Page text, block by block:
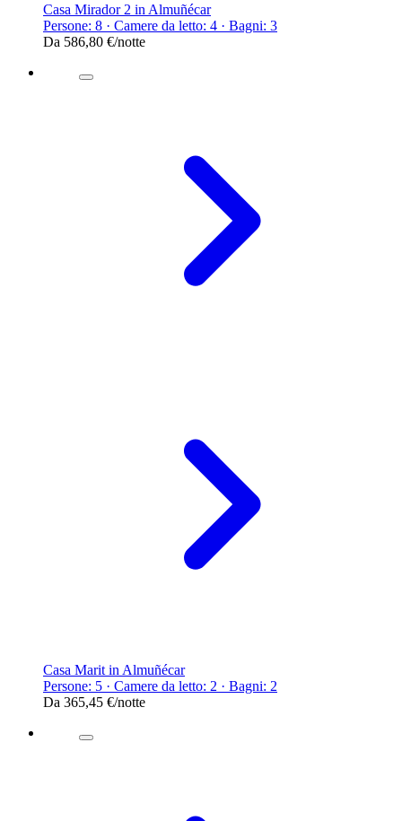
Casa Mirador 2 in Almuñécar
Persone: 8 · Camere da letto: 4 · Bagni: 3
Da 586,80 €/notte
Casa Marit in Almuñécar
Persone: 5 · Camere da letto: 2 · Bagni: 2
Da 365,45 €/notte